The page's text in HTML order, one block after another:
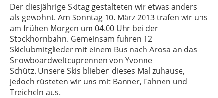
Der diesjährige Skitag gestalteten wir etwas anders
als gewohnt. Am Sonntag 10. März 2013 trafen wir uns
am frühen Morgen um 04.00 Uhr bei der
Stockhornbahn. Gemeinsam fuhren 12
Skiclubmitglieder mit einem Bus nach Arosa an das
Snowboardweltcuprennen von Yvonne
Schütz. Unsere Skis blieben dieses Mal zuhause,
jedoch rüsteten wir uns mit Banner, Fahnen und
Treicheln aus.